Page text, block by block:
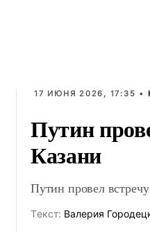
17 ИЮНЯ 2026, 17:35 •
Путин
Казани
Путин провел
Tекст: Валерия